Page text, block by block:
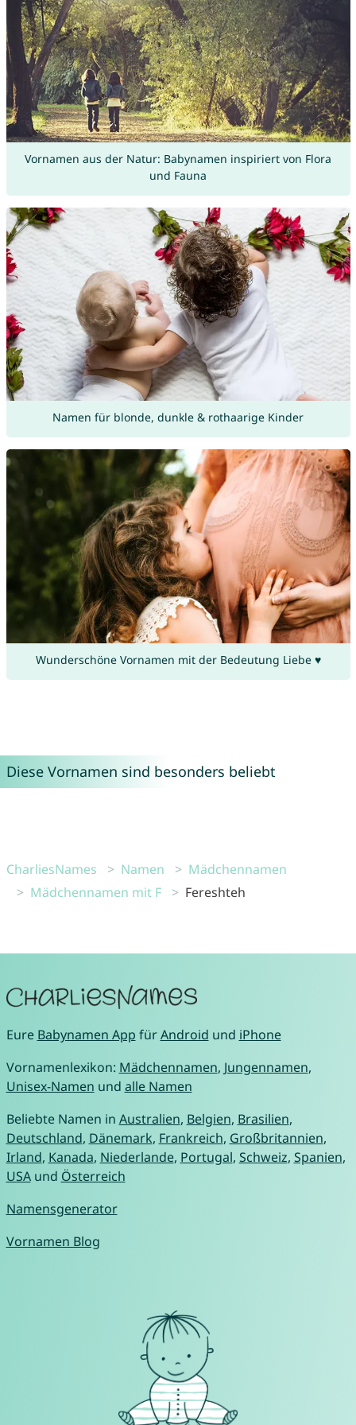
Vornamen aus der Natur: Babynamen inspiriert von Flora
und Fauna
Namen für blonde, dunkle & rothaarige Kinder
Wunderschöne Vornamen mit der Bedeutung Liebe ♥
Diese Vornamen sind besonders beliebt
CharliesNames Namen
Mädchennamen
Mädchennamen mit F
Fereshteh
Eure Babynamen App fürAndroid und iPhone
Vornamenlexikon: Mädchennamen, Jungennamen,
Unisex-Namen und alle Namen
Beliebte Namen in Australien, Belgien, Brasilien,
Deutschland, Dänemark, Frankreich, Großbritannien,
Irland, Kanada, Niederlande, Portugal, Schweiz, Spanien,
USAund Österreich
Namensgenerator
Vornamen Blog